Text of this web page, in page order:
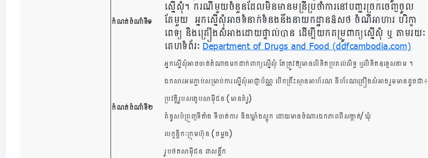
កំណត់ចំណាំទី១
ស្នើសុំ។​ ករណីមួយចំនួនដែលមិនមានមន្រីប្រចាំការនៅបញ្ជរច្រកចេញចូល
តែមួយ ​ អ្នកស្នើសុំអាចទំនាក់ទំនងនឹងនាយកដ្ឋានឱសថ ចំណីអាហារ បរិក្ខា
ពេទ្យ និងគ្រឿងសំអាងដោយផ្ទាល់បាន ដើម្បីយកគម្រូពាក្យស្នើសុំ ឬ តាមរយៈ
គេហទំព័រៈ Department of Drugs and Food (ddfcambodia.com)
កំណត់ចំណាំទី២
អ្នកស្នើសុំអាចចាត់តំណាងមកដាក់ពាក្យស្នើសុំ តែត្រូវឲ្យមានលិខិតប្រគល់សិទ្ធ ឬលិខិតឧទ្ទេសនាម ។
ឯកសារអមភ្ជាប់សម្រាប់ការស្នើសុំអាជ្ញាប័ណ្ណ បើកគ្រឹះស្ថានអាហ័រណ នីហ័រណគ្រឿងសំអាងរួមមានដូចជា៖
ប្រវត្តិរូបសង្ខេបសាម៉ីជន (មានគំរូ)
គំនូសបំព្រួញទីតាំង ទីចាត់ការ និងឃ្លាំងស្តុក ដោយមានចំណារឯកភាពពីសង្កាត់/ឃុំ
លក្ខន្តិកៈក្រុមហ៊ុន (ចម្លង)
រូបថតសាម៉ីជន ៣សន្លឹក